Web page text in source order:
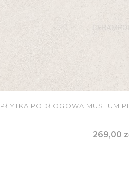
PŁYTKA PODŁOGOWA MUSEUM
Cena
269,00